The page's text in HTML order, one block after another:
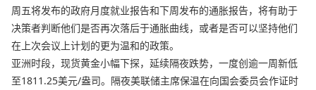
周五将发布的政府月度就业报告和下周发布的通胀报告，将有助于
决策者判断他们是否再次落后于通胀曲线，或者是否可以坚持他们
在上次会议上计划的更为温和的政策。
亚洲时段，现货黄金小幅下探，延续隔夜跌势，一度创逾一周新低
至1811.25美元/盎司。隔夜美联储主席保温在向国会委员会作证时